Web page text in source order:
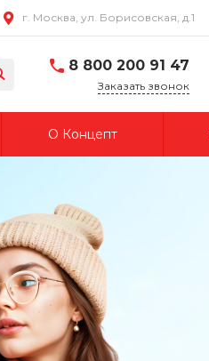
г. Москва, ул. Борисовская, д.1
8 800 200 91 47
Заказать звонок
О Концепт